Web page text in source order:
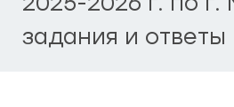
задания и ответы